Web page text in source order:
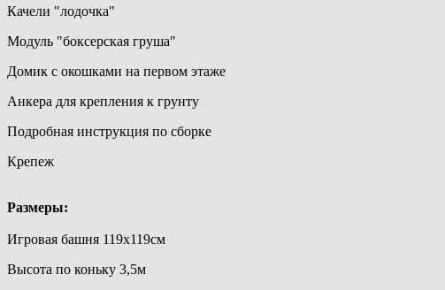
Качели "лодочка"
Модуль "боксерская груша"
Домик с окошками на первом этаже
Анкера для крепления к грунту
Подробная инструкция по сборке
Крепеж
Размеры:
Игровая башня 119х119см
Высота по коньку 3,5м